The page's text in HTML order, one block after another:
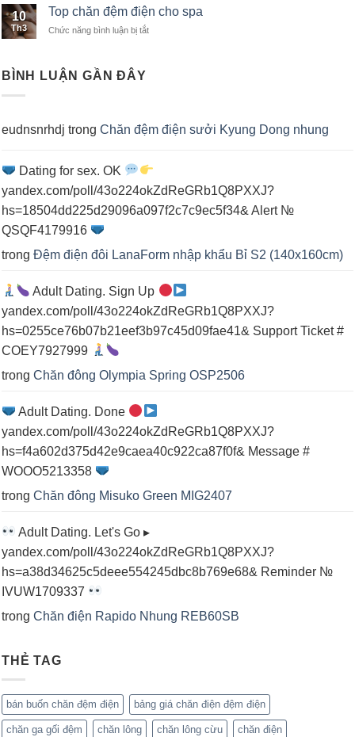
2chăn
10
Th3
Top chăn đệm điện cho spa
Chức năng bình luận bị tắt
BÌNH LUẬN GẦN ĐÂY
eudnsnrhdj trong Chăn đệm điện sưởi Kyung Dong nhung
Dating for sex. OK
yandex.com/poll/43o224okZdReGRb1Q8PXXJ?
hs=18504dd225d29096a097f2c7c9ec5f34& Alert №
QSQF4179916
trong Đệm điện đôi LanaForm nhập khẩu Bỉ S2 (140x160cm)
Adult Dating. Sign Up
yandex.com/poll/43o224okZdReGRb1Q8PXXJ?
hs=0255ce76b07b21eef3b97c45d09fae41& Support Ticket #
COEY7927999
trong Chăn đông Olympia Spring OSP2506
Adult Dating. Done
yandex.com/poll/43o224okZdReGRb1Q8PXXJ?
hs=f4a602d375d42e9caea40c922ca87f0f& Message #
WOOO5213358
trong Chăn đông Misuko Green MIG2407
Adult Dating. Let's Go ▸
yandex.com/poll/43o224okZdReGRb1Q8PXXJ?
hs=a38d34625c5deee554245dbc8b769e68& Reminder №
IVUW1709337
trong Chăn điện Rapido Nhung REB60SB
THẺ TAG
bán buốn chăn đệm điện bảng giá chăn điện đệm điện
chăn ga gối đệm chăn lông chăn lông cừu chăn điện